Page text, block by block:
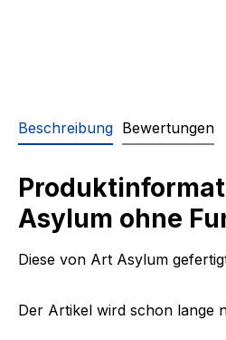
Beschreibung Bewertungen
Asylum ohne
Diese von Art Asylum
Der Artikel wird schon lange